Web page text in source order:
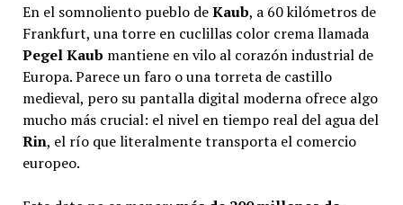
En el somnoliento pueblo deKaub, a 60 kilómetros de
Frankfurt, una torre en cuclillas color crema llamada
Pegel Kaub mantiene en vilo al corazón industrial de
Europa. Parece un faro o una torreta de castillo
medieval, pero su pantalla digital moderna ofrece algo
mucho más crucial: el nivel en tiempo real del agua del
Rin, el río que literalmente transporta el comercio
europeo.